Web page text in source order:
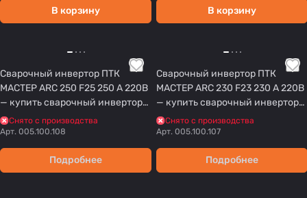
В корзину В корзину
Сварочный инвертор ПТК
МАСТЕР ARC 250 F25 250 А 220В
— купить сварочный инвертор
MMA
Снято с производства
Арт. 005.100.108
Подробнее
Сварочный инвертор ПТК
МАСТЕР ARC 230 F23 230 А 220В
— купить сварочный инвертор
MMA
Снято с производства
Арт. 005.100.107
Подробнее